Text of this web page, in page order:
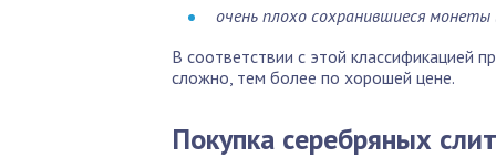
очень плохо сохранившиеся монеты
В соответствии с этой классификацией
сложно, тем более по хорошей цене.
Покупка серебряных